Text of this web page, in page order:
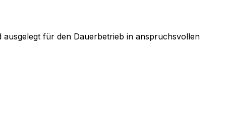
für den Dauerbetrieb in anspruchsvollen